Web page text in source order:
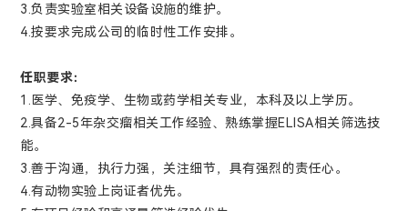
3.负责实验室相关设备设施的维护。
4.按要求完成公司的临时性工作安排。
任职要求：
1. 医学、免疫学、生物或药学相关专业，本科及以上学历。
2.具备2-5年杂交瘤相关工作经验、熟练掌握ELISA相关筛选技
能。
3.善于沟通，执行力强，关注细节，具有强烈的责任心。
4.有动物实验上岗证者优先。